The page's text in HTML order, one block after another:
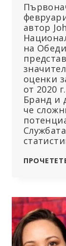
автор
на
оценки
от 2020
Бранд и
че